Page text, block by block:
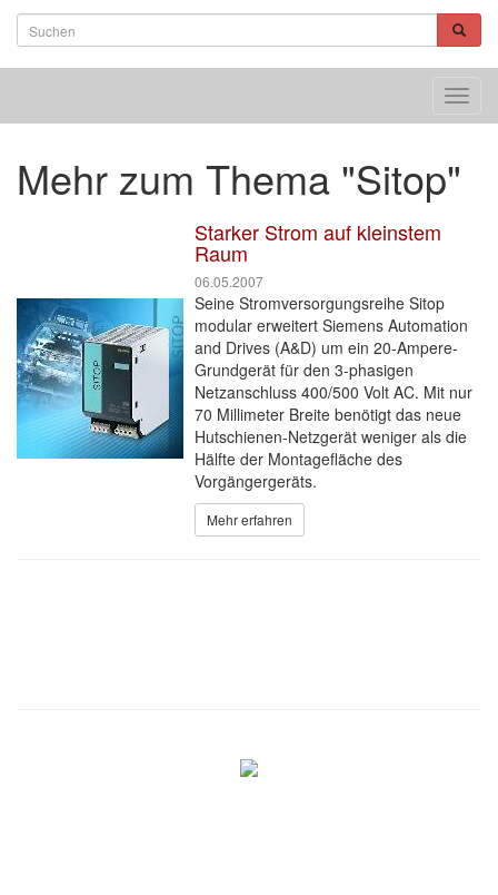
Mehr zum Thema "Sitop"
Starker Strom auf kleinstem
Raum
06.05.2007
Seine Stromversorgungsreihe Sitop
modular erweitert Siemens Automation
and Drives (A&D) um ein 20-Ampere-
Grundgerät für den 3-phasigen
Netzanschluss 400/500 Volt AC. Mit nur
70 Millimeter Breite benötigt das neue
Hutschienen-Netzgerät weniger als die
Hälfte der Montagefläche des
Vorgängergeräts.
Mehr erfahren